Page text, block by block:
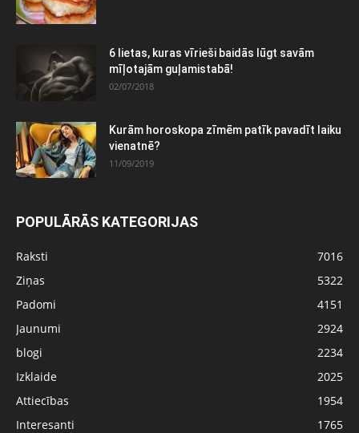
6 lietas, kuras vīrieši baidās lūgt savām
mīļotajām guļamistabā!
02/07/2018
Kurām horoskopa zīmēm patīk pavadīt laiku
vienatnē?
11/09/2019
POPULĀRĀS KATEGORIJAS
Raksti
7016
Ziņas
5322
Padomi
4151
Jaunumi
2924
blogi
2234
Izklaide
2025
Attiecības
1954
Interesanti
1765